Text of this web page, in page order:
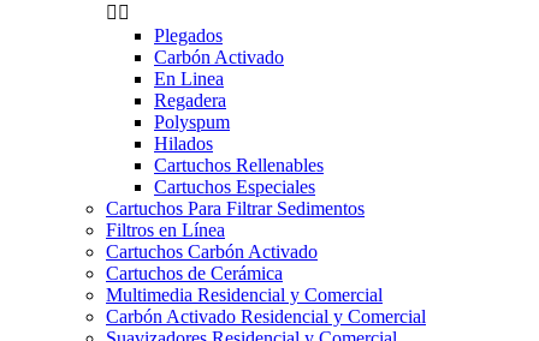
 
Plegados
Carbón Activado
En Linea
Regadera
Polyspum
Hilados
Cartuchos Rellenables
Cartuchos Especiales
Cartuchos Para Filtrar Sedimentos
Filtros en Línea
Cartuchos Carbón Activado
Cartuchos de Cerámica
Multimedia Residencial y Comercial
Carbón Activado Residencial y Comercial